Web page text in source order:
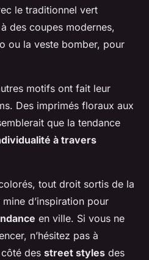
le traditionnel vert
des coupes modernes,
ou la veste bomber, pour
motifs ont fait leur
Des imprimés floraux aux
que la tendance
à travers
tout droit sortis de la
d’inspiration pour
en ville. Si vous ne
n’hésitez pas à
des street styles des